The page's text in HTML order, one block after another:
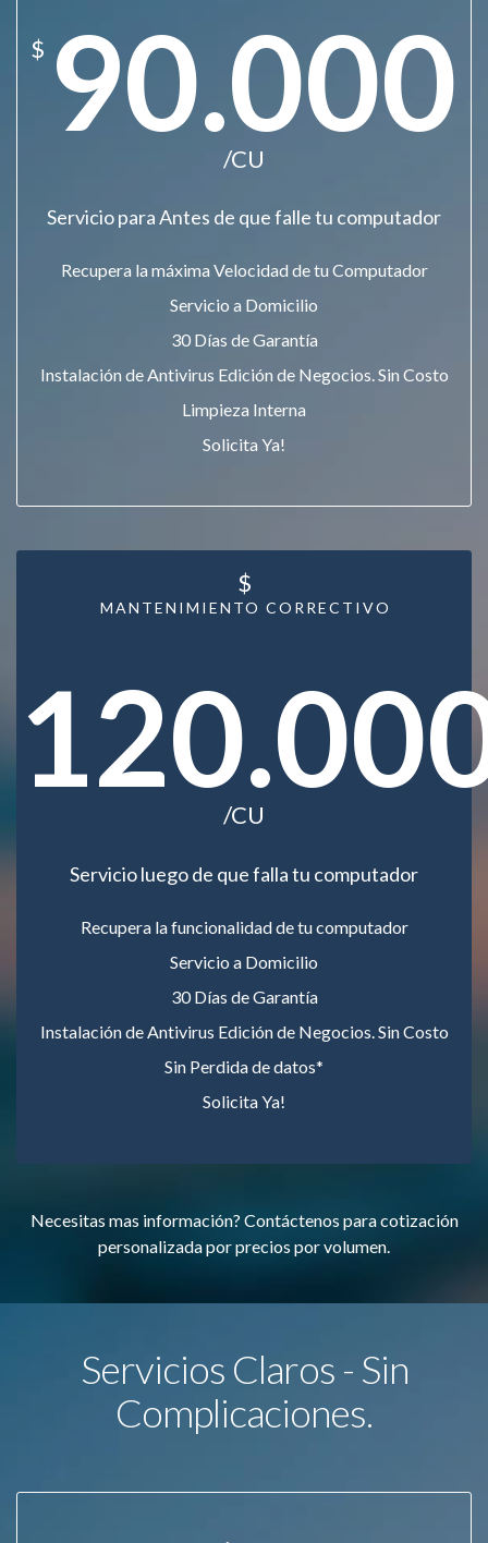
$ 90.000
/CU
Servicio para Antes de que falle tu computador
Recupera la máxima Velocidad de tu Computador
Servicio a Domicilio
30 Días de Garantía
Instalación de Antivirus Edición de Negocios. Sin Costo
Limpieza Interna
Solicita Ya!
MANTENIMIENTO CORRECTIVO
$
/CU
Servicio luego de que falla tu computador
Recupera la funcionalidad de tu computador
Servicio a Domicilio
30 Días de Garantía
Instalación de Antivirus Edición de Negocios. Sin Costo
Sin Perdida de datos*
Solicita Ya!
Necesitas mas información? Contáctenos para cotización
personalizada por precios por volumen.
Servicios Claros - Sin
Complicaciones.